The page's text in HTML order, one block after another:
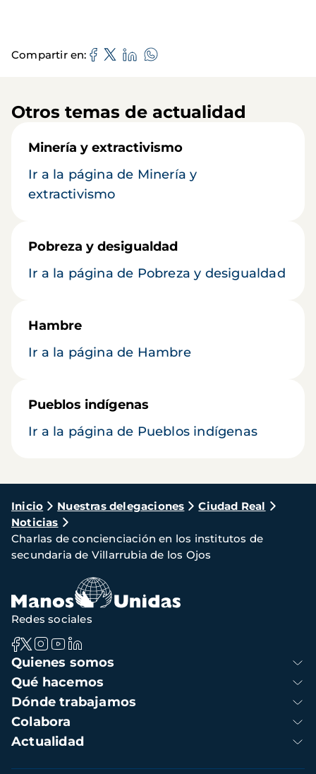
Compartir en
Otros temas de actualidad
Minería y extractivismo
Ir a la página de Minería y
extractivismo
Pobreza y desigualdad
Ir a la página de Pobreza y desigualdad
Hambre
Ir a la página de Hambre
Pueblos indígenas
Ir a la página de Pueblos indígenas
Ruta
de
navegación
Inicio Nuestras delegaciones
Ciudad Real
Noticias
Charlas de concienciación en los institutos de
secundaria de Villarrubia de los Ojos
Navegación
principal
Quienes somos
Qué hacemos
Dónde trabajamos
Colabora
Actualidad
Redes sociales